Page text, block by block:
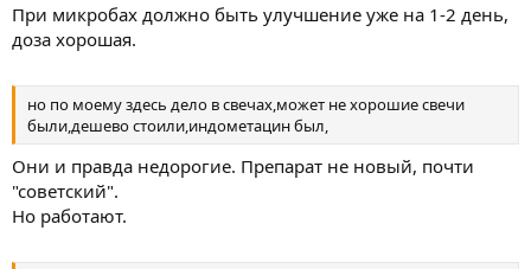
При микробах должно быть улучшение уже на 1-2 день,
доза хорошая.
но по моему здесь дело в свечах,может не хорошие свечи
были,дешево стоили,индометацин был,
Они и правда недорогие. Препарат не новый, почти
"советский".
Но работают.